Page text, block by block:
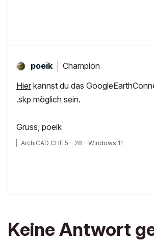
poeik Champion
Hier kannst du das
.skp möglich sein.
Gruss, poeik
ArchiCAD CHE 5 - 28 - Windows 11
Keine Antwort